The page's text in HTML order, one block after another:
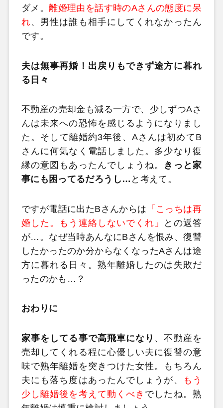
ダメ。離婚理由を話す時のAさんの態度に呆
れ、男性は誰も相手にしてくれなかったん
です。
夫は無事再婚！出戻りもできず途方に暮れ
る日々
不動産の売却金も減る一方で、少しずつAさ
んは未来への恐怖を感じるようになりまし
た。そして離婚約3年後、Aさんは初めてB
さんに何気なく電話しました。多少なり復
縁の意図もあったんでしょうね。 きっと家
事にも困ってるだろうし… と考えて。
ですが電話に出たBさんからは 「こっちは再
婚した。もう連絡しないでくれ」
との返答
が…。なぜ当時あんなにBさんを恨み、復讐
したかったのか分からなくなったAさんは途
方に暮れる日々。熟年離婚したのは失敗だ
ったのかも…？
おわりに
家事をしてる事で高飛車になり 、不動産を
売却してくれる程に心優しい夫に復讐の意
味で熟年離婚を突きつけた女性。もちろん
夫にも落ち度はあったんでしょうが、
もう
少し離婚後を考えて動くべき でしたね。熟